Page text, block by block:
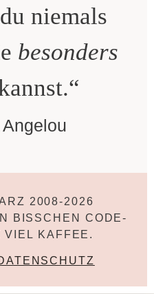
niemals
besonders
2008-2026
BISSCHEN CODE-
VIEL KAFFEE.